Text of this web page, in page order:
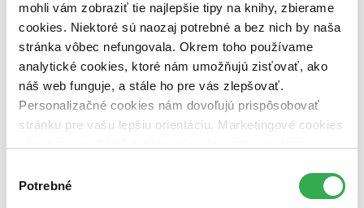
mohli vám zobraziť tie najlepšie tipy na knihy, zbierame
cookies. Niektoré sú naozaj potrebné a bez nich by naša
stránka vôbec nefungovala. Okrem toho používame
analytické cookies, ktoré nám umožňujú zisťovať, ako
náš web funguje, a stále ho pre vás zlepšovať.
Personalizačné cookies nám dovoľujú prispôsobovať
stránku pre vašu lepšiu orientáciu. Marketingové cookies
nám pomohlo, keby sme mohli používať všetky tieto
súhlasu
Potrebné